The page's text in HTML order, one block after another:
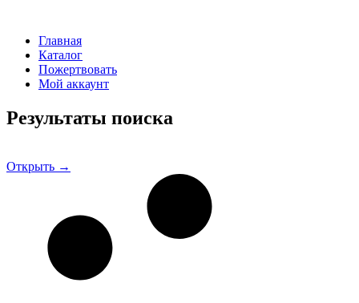
Главная
Каталог
Пожертвовать
Мой аккаунт
Результаты поиска
Открыть →